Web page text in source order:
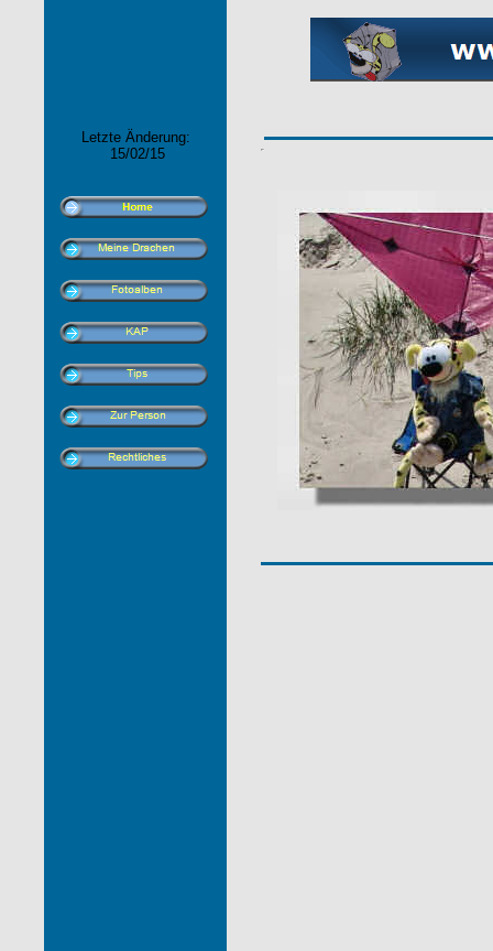
Letzte Änderung:
15/02/15